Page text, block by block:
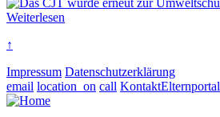
Weiterlesen
↑
Impressum Datenschutzerklärung
email location_on call KontaktElternportal